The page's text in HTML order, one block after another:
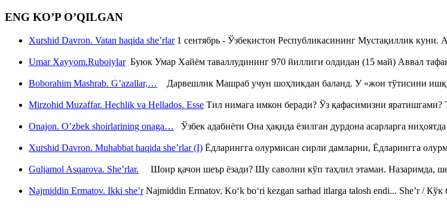
ENG KO’P O’QILGAN
Xurshid Davron. Vatan haqida she’rlar1 сентябрь - Ўзбекистон Республикасининг Мустақиллик
Umar Xayyom.RuboiylarБуюк Умар Хайём таваллудининг 970 йиллиги олдидан (15 май) Аввал
Boborahim Mashrab. G’azallar,… Дарвешлик Машраб учун шоҳликдан баланд. У «жон тўтисини ишқ
Mirzohid Muzaffar. Hechlik va Hellados. Esse Тил нимага имкон беради? Ўз қафасимизни
Onajon. O’zbek shoirlarining onaga… Ўзбек адабиёти Она ҳақида ёзилган дурдона асарларга
Xurshid Davron. Muhabbat haqida she’rlar (I) Ёдларингга олурмисан сирли дамларни, Ёдларингга
Guljamol Asqarova. She’rlar. Шоир қачон шеър ёзади? Шу саволни кўп таҳлил этаман. Назаримда,
Najmiddin Ermatov. Ikki she’rNajmiddin Ermatov. Ko‘k bo‘ri kezgan sarhad itlarga talosh endi... She’r / Кўк